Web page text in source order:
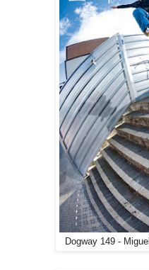
Dogway 149 -